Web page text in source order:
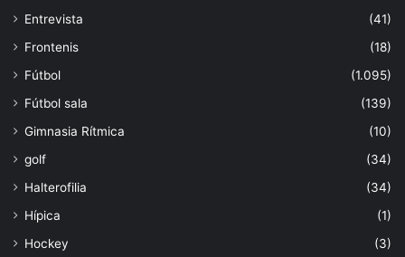
Entrevista
(41)
Frontenis
(18)
Fútbol
(1.095)
Fútbol sala
(139)
Gimnasia Rítmica
(10)
golf
(34)
Halterofilia
(34)
Hípica
(1)
Hockey
(3)